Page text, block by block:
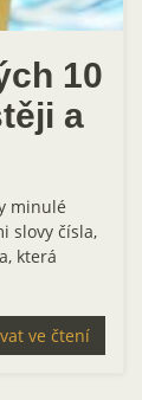
10
a
minulé
slovy čísla,
která
ve čtení